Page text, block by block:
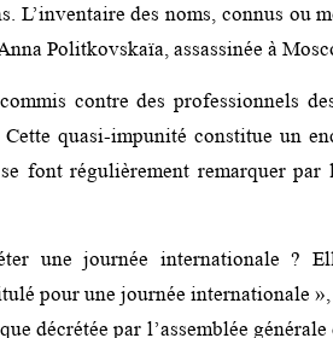
des noms, connus ou
Politkovskaïa, assassinée à
contre des professionnels
quasi-impunité constitue un
font régulièrement remarquer par
une journée internationale ?
pour une journée internationale »,
décrétée par l’assemblée générale